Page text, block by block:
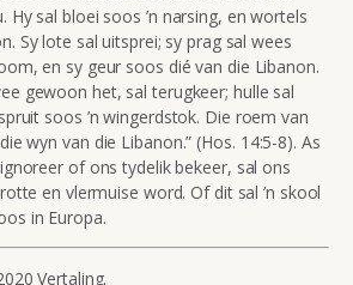
Hy sal bloei soos ’n narsing, en wortels
Sy lote sal uitsprei; sy prag sal wees
en sy geur soos dié van die Libanon.
gewoon het, sal terugkeer; hulle sal
soos ’n wingerdstok. Die roem van
wyn van die Libanon.” (Hos. 14:5-8). As
of ons tydelik bekeer, sal ons
en vlermuise word. Of dit sal ’n skool
in Europa.
Vertaling.